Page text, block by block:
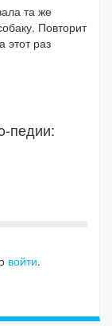
та же
Повторит
этот раз
педии:
войти.